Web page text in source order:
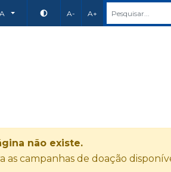
A- A+
não existe.
as campanhas de doação